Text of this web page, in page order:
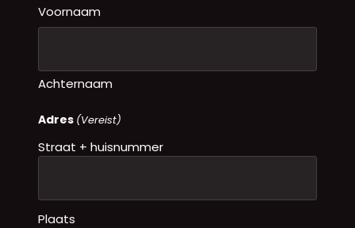
Voornaam
Achternaam
Adres (Vereist)
Straat + huisnummer
Plaats